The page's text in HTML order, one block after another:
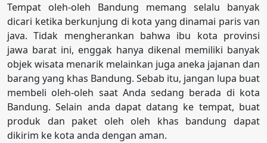
Tempat oleh-oleh Bandung memang selalu banyak
dicari ketika berkunjung di kota yang dinamai paris van
java. Tidak mengherankan bahwa ibu kota provinsi
jawa barat ini, enggak hanya dikenal memiliki banyak
objek wisata menarik melainkan juga aneka jajanan dan
barang yang khas Bandung. Sebab itu, jangan lupa buat
membeli oleh-oleh saat Anda sedang berada di kota
Bandung. Selain anda dapat datang ke tempat, buat
produk dan paket oleh oleh khas bandung dapat
dikirim ke kota anda dengan aman.